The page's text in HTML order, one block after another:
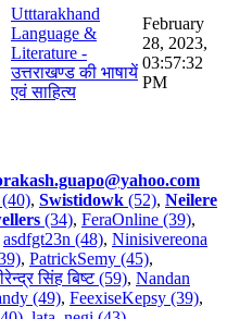
Utttarakhand
Language &
Literature -
उत्तराखण्ड की भाषायें
एवं साहित्य
February
28, 2023,
03:57:32
PM
(40), Swistidowk (52), Neilere
(34), FeraOnline (39),
asdfgt23n (48), Ninisivereona
, PatrickSemy (45),
सिंह बिष्ट (59), Nandan
(49), FeexiseKepsy (39),